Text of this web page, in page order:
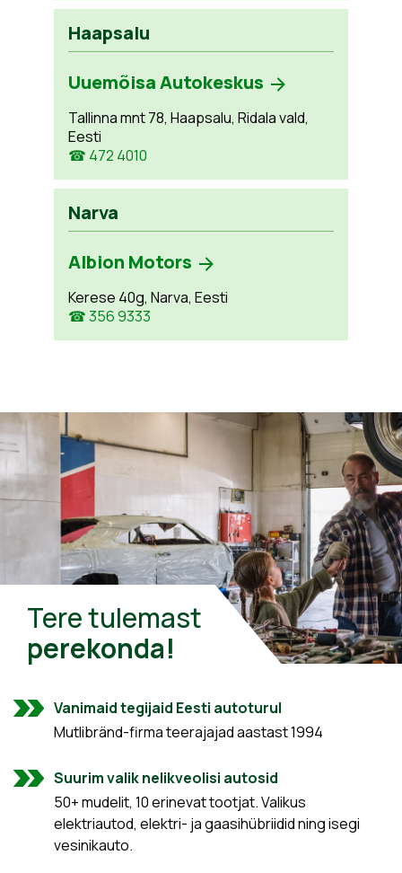
Haapsalu
Uuemõisa Autokeskus
Tallinna mnt 78, Haapsalu, Ridala vald,
Eesti
☎ 472 4010
Narva
Albion Motors
Kerese 40g, Narva, Eesti
☎ 356 9333
Tere tulemast
perekonda!
Vanimaid tegijaid Eesti autoturul
Mutlibränd-firma teerajajad aastast 1994
Suurim valik nelikveolisi autosid
50+ mudelit, 10 erinevat tootjat. Valikus
elektriautod, elektri- ja gaasihübriidid ning isegi
vesinikauto.